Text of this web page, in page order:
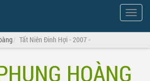
Show
Menu
Tất Niên Đinh Hợi - 2007 -
HOÀNG